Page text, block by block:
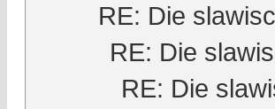
RE: Die
RE: Die
RE: Die